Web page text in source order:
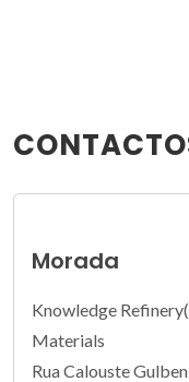
Morada
Knowledge
Materials
Rua Calouste